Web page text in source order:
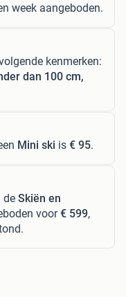
week aangeboden.
kenmerken:
dan 100 cm,
Mini ski is € 95.
de Skiën en
voor€ 599,